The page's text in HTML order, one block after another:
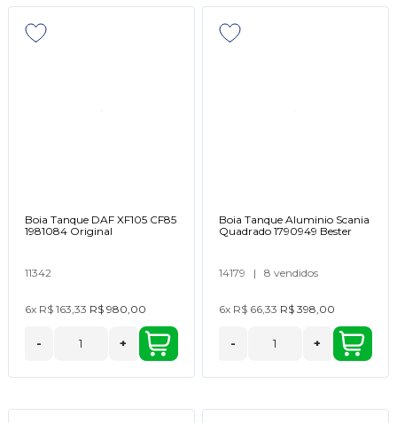
Boia Tanque DAF XF105 CF85
1981084 Original
11342
6x R$ 163,33 R$ 980,00
- +
Boia Tanque Aluminio Scania
Quadrado 1790949 Bester
14179 | 8 vendidos
6x R$ 66,33 R$ 398,00
- +